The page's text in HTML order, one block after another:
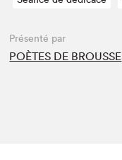
Présenté par
POÈTES DE BROUSSE